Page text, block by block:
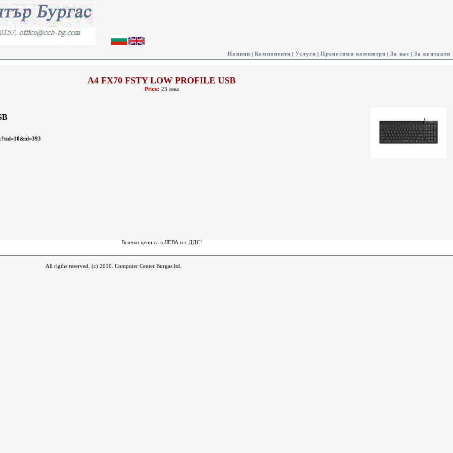
Новини Компоненти Услуги Преносими компютри За нас За контакти
A4 FX70 FSTY LOW PROFILE USB
Price: 23 лева
Всички цени са в ЛЕВА и c ДДС!
All rigths reserved. (c) 2010. Computer Center Burgas ltd.